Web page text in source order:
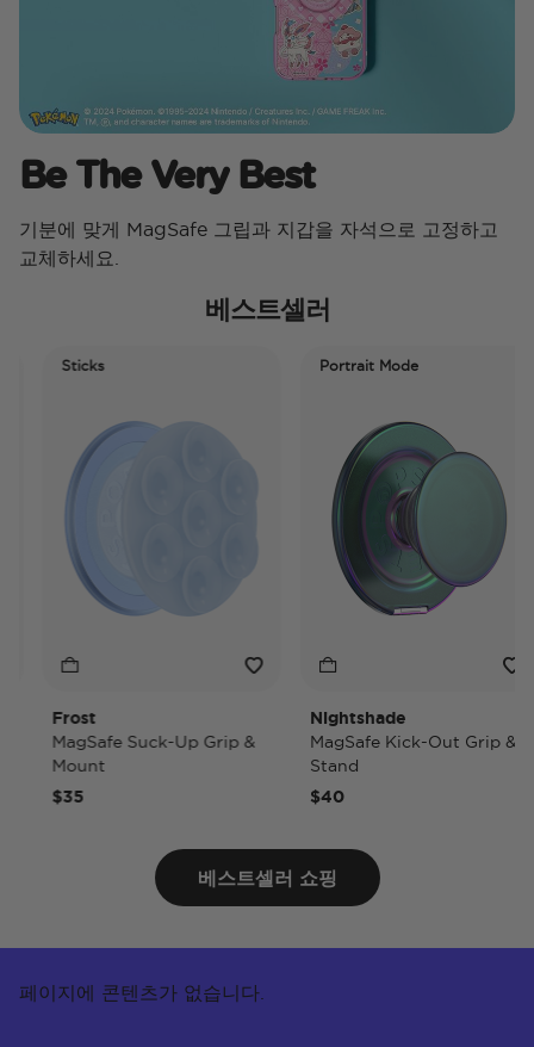
Be The Very Best​
기분에 맞게 MagSafe 그립과 지갑을 자석으로 고정하고
교체하세요.
베스트셀러
Sticks
Frost
MagSafe Suck-Up Grip &
Mount
$35
Portrait Mode
Nightshade
MagSafe Kick-Out Grip &
Stand
$40
베스트셀러 쇼핑
페이지에 콘텐츠가 없습니다.